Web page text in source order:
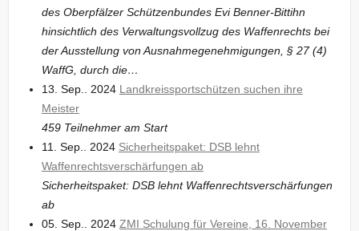
des Oberpfälzer Schützenbundes Evi Benner-Bittihn
hinsichtlich des Verwaltungsvollzug des Waffenrechts bei
der Ausstellung von Ausnahmegenehmigungen, § 27 (4)
WaffG, durch die…
13. Sep.. 2024 Landkreissportschützen suchen ihre
Meister
459 Teilnehmer am Start
11. Sep.. 2024 Sicherheitspaket: DSB lehnt
Waffenrechtsverschärfungen ab
Sicherheitspaket: DSB lehnt Waffenrechtsverschärfungen
ab
05. Sep.. 2024 ZMI Schulung für Vereine, 16. November